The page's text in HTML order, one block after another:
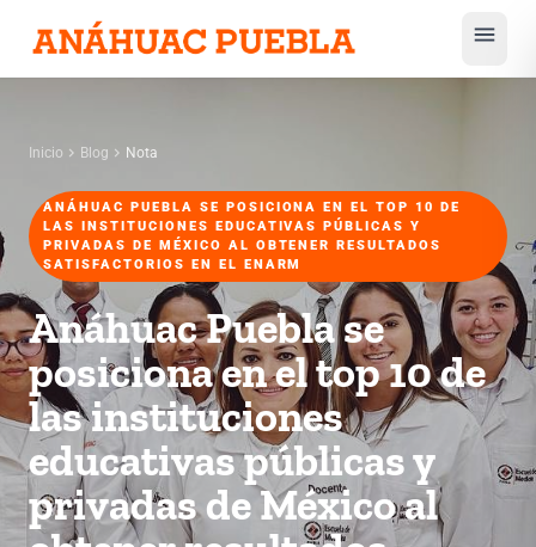
menu
Inicio chevron_right Blog chevron_right Nota
ANÁHUAC PUEBLA SE POSICIONA EN EL TOP 10 DE
LAS INSTITUCIONES EDUCATIVAS PÚBLICAS Y
PRIVADAS DE MÉXICO AL OBTENER RESULTADOS
SATISFACTORIOS EN EL ENARM
Anáhuac Puebla se
posiciona en el top 10 de
las instituciones
educativas públicas y
privadas de México al